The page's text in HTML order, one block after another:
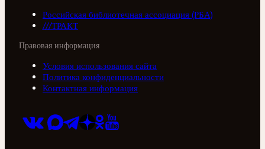
Российская библиотечная ассоциация (РБА)
///ТРАКТ
Правовая информация
Условия использования сайта
Политика конфиденциальности
Контактная информация